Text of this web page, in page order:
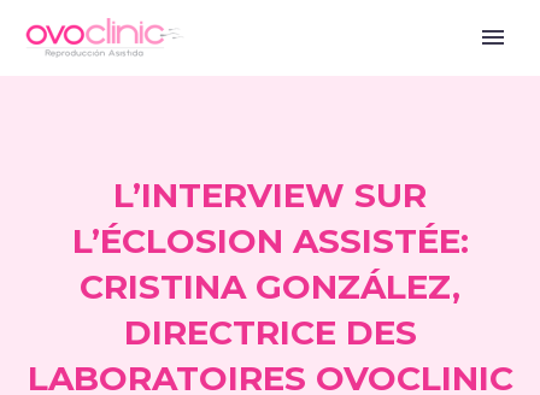
L’INTERVIEW SUR
L’ÉCLOSION ASSISTÉE:
CRISTINA GONZÁLEZ,
DIRECTRICE DES
LABORATOIRES OVOCLINIC